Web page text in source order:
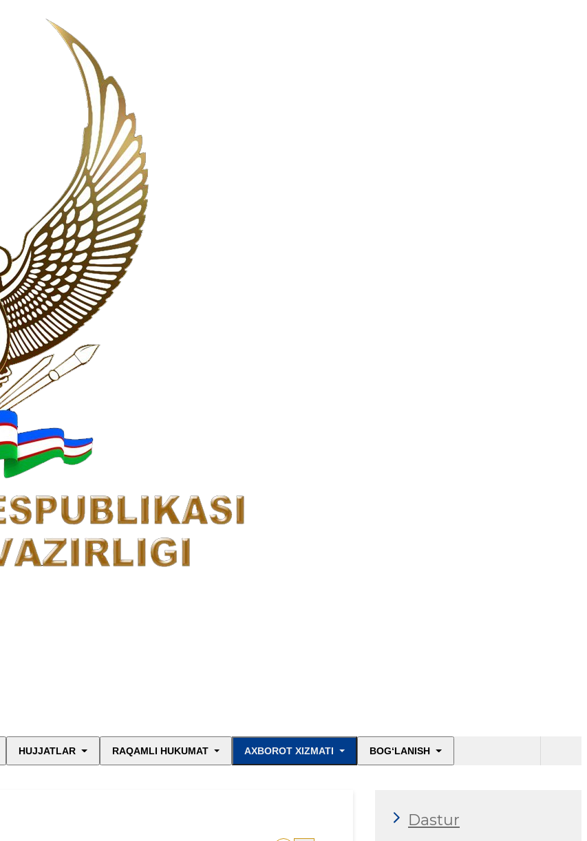
HUJJATLAR RAQAMLI HUKUMAT AXBOROT XIZMATI BOG‘LANISH
Dastur